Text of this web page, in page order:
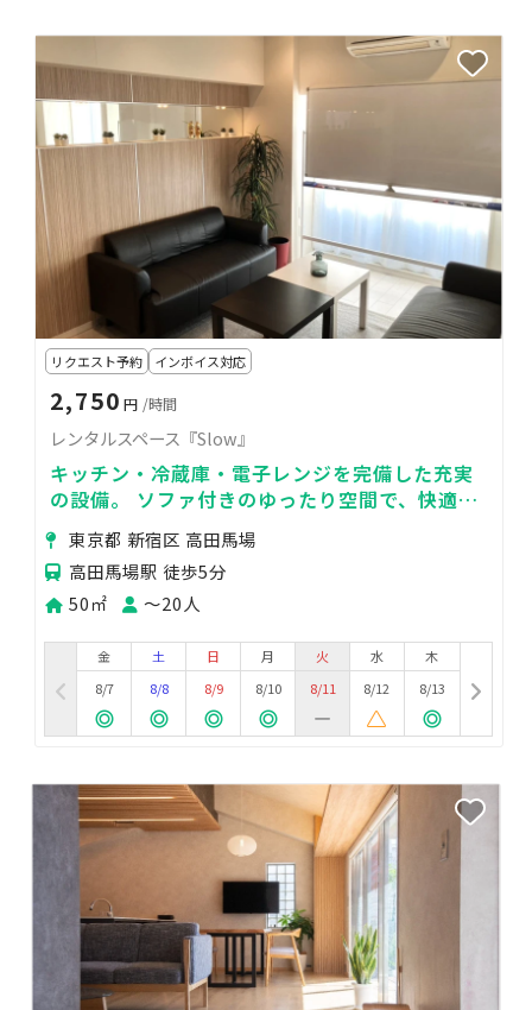
リクエスト予約 インボイス対応
2,750 円 /時間
レンタルスペース『Slow』
キッチン・冷蔵庫・電子レンジを完備した充実
の設備。 ソファ付きのゆったり空間で、快適に
お過ごしいただけます。
東京都 新宿区 高田馬場
高田馬場駅 徒歩5分
50㎡
〜20人
金
8/7
土
8/8
日
8/9
月
8/10
火
8/11
水
8/12
木
8/13